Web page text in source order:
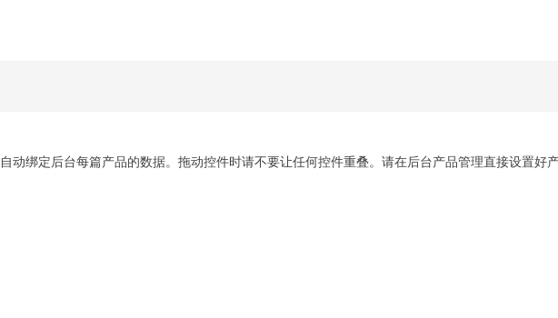
动绑定后台每篇产品的数据。拖动控件时请不要让任何控件重叠。请在后台产品管理直接设置好